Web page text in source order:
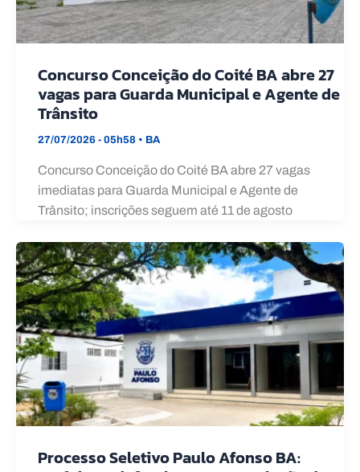
Concurso Conceição do Coité BA abre 27
vagas para Guarda Municipal e Agente de
Trânsito
27/07/2026 - 05h58 • BA
Concurso Conceição do Coité BA abre 27 vagas
imediatas para Guarda Municipal e Agente de
Trânsito; inscrições seguem até 11 de agosto
Processo Seletivo Paulo Afonso BA: